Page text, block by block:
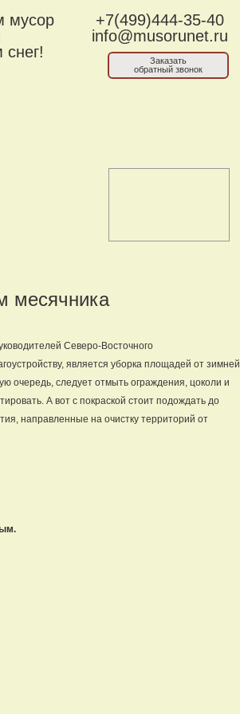
мусор
снег!
+7(499)444-35-40
info@musorunet.ru
Заказать
обратный звонок
месячника
Северо-Восточного
является уборка площадей от зимней
очередь, следует отмыть ограждения, цоколи и
А вот с покраской стоит подождать до
направленные на очистку территорий от